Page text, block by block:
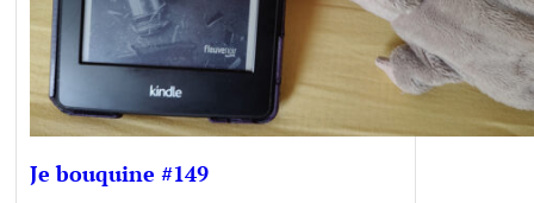
Je bouquine #149